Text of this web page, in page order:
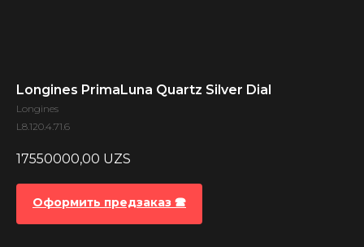
Longines PrimaLuna Quartz Silver Dial
Longines
L8.120.4.71.6
17550000,00 UZS
Оформить предзаказ 🕿